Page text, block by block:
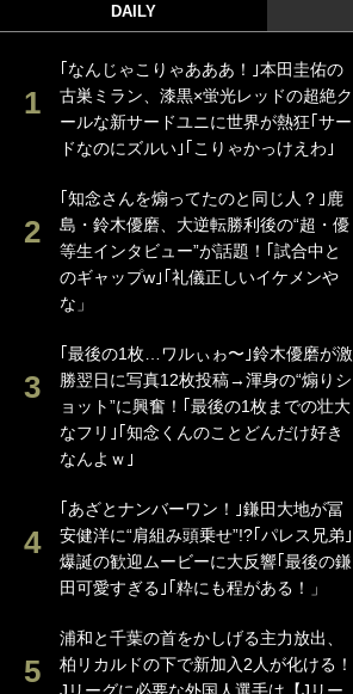
DAILY
｢なんじゃこりゃあああ！｣本田圭佑の
古巣ミラン、漆黒×蛍光レッドの超絶ク
ールな新サードユニに世界が熱狂｢サー
ドなのにズルい｣｢こりゃかっけえわ｣
｢知念さんを煽ってたのと同じ人？｣鹿
島・鈴木優磨、大逆転勝利後の“超・優
等生インタビュー”が話題！｢試合中と
のギャップw｣｢礼儀正しいイケメンや
な」
｢最後の1枚…ワルぃゎ〜｣鈴木優磨が激
勝翌日に写真12枚投稿→渾身の“煽りシ
ョット”に興奮！｢最後の1枚までの壮大
なフリ｣｢知念くんのことどんだけ好き
なんよｗ｣
｢あざとナンバーワン！｣鎌田大地が冨
安健洋に“肩組み頭乗せ”!?｢パレス兄弟｣
爆誕の歓迎ムービーに大反響｢最後の鎌
田可愛すぎる｣｢粋にも程がある！」
浦和と千葉の首をかしげる主力放出、
柏リカルドの下で新加入2人が化ける！